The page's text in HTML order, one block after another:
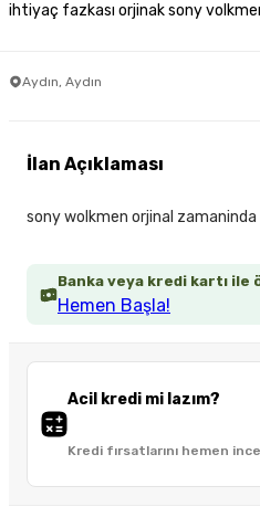
ihtiyaç fazkası orjinak sony
Aydın, Aydın
Banka veya kredi kartı ile
Hemen Başla!
Acil kredi mi lazım?
Kredi fırsatlarını hemen
İlan Açıklaması
sony wolkmen orjinal zamaninda